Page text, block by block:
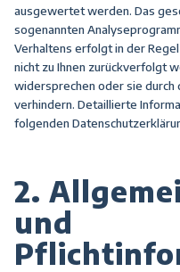
ausgewertet werden. Das
sogenannten
Verhaltens erfolgt in der
nicht zu Ihnen zurückverfolgt
widersprechen oder sie
verhindern. Detaillierte
folgenden
2.
und